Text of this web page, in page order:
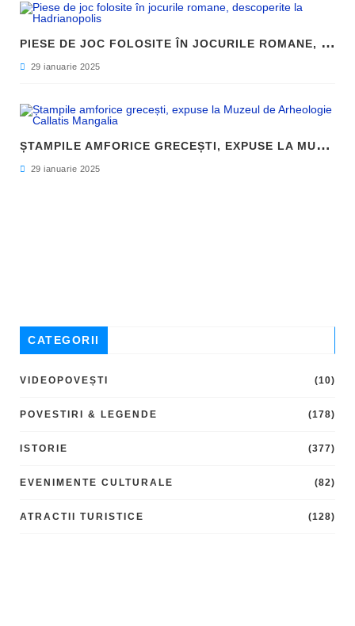
P
IESE DE JOC FOLOSITE ÎN JOCURILE ROMANE, DESCOPERITE LA HADRIANOPOLIS
29 ianuarie 2025
Ș
TAMPILE AMFORICE GRECEȘTI, EXPUSE LA MUZEUL DE ARHEOLOGIE CALLATIS MANGALIA
29 ianuarie 2025
CATEGORII
VIDEOPOVEȘTI (10)
POVESTIRI & LEGENDE (178)
ISTORIE (377)
EVENIMENTE CULTURALE (82)
ATRACTII TURISTICE (128)